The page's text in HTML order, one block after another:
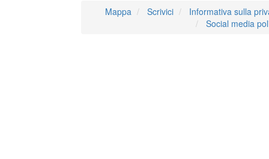
Mappa Scrivici
Informativa sulla
Social media